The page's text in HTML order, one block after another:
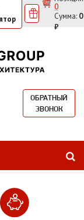
0
Сумма: 0
₽
ОБРАТНЫЙ
ЗВОНОК